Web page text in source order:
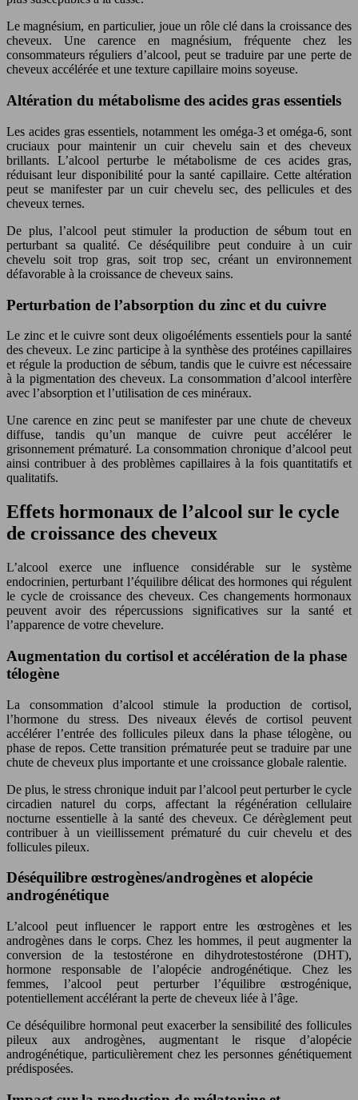
Le magnésium, en particulier, joue un rôle clé dans la croissance des
cheveux. Une carence en magnésium, fréquente chez les
consommateurs réguliers d’alcool, peut se traduire par une perte de
cheveux accélérée et une texture capillaire moins soyeuse.
Altération du métabolisme des acides gras essentiels
Les acides gras essentiels, notamment les oméga-3 et oméga-6, sont
cruciaux pour maintenir un cuir chevelu sain et des cheveux
brillants. L’alcool perturbe le métabolisme de ces acides gras,
réduisant leur disponibilité pour la santé capillaire. Cette altération
peut se manifester par un cuir chevelu sec, des pellicules et des
cheveux ternes.
De plus, l’alcool peut stimuler la production de sébum tout en
perturbant sa qualité. Ce déséquilibre peut conduire à un cuir
chevelu soit trop gras, soit trop sec, créant un environnement
défavorable à la croissance de cheveux sains.
Perturbation de l’absorption du zinc et du cuivre
Le zinc et le cuivre sont deux oligoéléments essentiels pour la santé
des cheveux. Le zinc participe à la synthèse des protéines capillaires
et régule la production de sébum, tandis que le cuivre est nécessaire
à la pigmentation des cheveux. La consommation d’alcool interfère
avec l’absorption et l’utilisation de ces minéraux.
Une carence en zinc peut se manifester par une chute de cheveux
diffuse, tandis qu’un manque de cuivre peut accélérer le
grisonnement prématuré. La consommation chronique d’alcool peut
ainsi contribuer à des problèmes capillaires à la fois quantitatifs et
qualitatifs.
Effets hormonaux de l’alcool sur le cycle
de croissance des cheveux
L’alcool exerce une influence considérable sur le système
endocrinien, perturbant l’équilibre délicat des hormones qui régulent
le cycle de croissance des cheveux. Ces changements hormonaux
peuvent avoir des répercussions significatives sur la santé et
l’apparence de votre chevelure.
Augmentation du cortisol et accélération de la phase
télogène
La consommation d’alcool stimule la production de cortisol,
l’hormone du stress. Des niveaux élevés de cortisol peuvent
accélérer l’entrée des follicules pileux dans la phase télogène, ou
phase de repos. Cette transition prématurée peut se traduire par une
chute de cheveux plus importante et une croissance globale ralentie.
De plus, le stress chronique induit par l’alcool peut perturber le cycle
circadien naturel du corps, affectant la régénération cellulaire
nocturne essentielle à la santé des cheveux. Ce dérèglement peut
contribuer à un vieillissement prématuré du cuir chevelu et des
follicules pileux.
Déséquilibre œstrogènes/androgènes et alopécie
androgénétique
L’alcool peut influencer le rapport entre les œstrogènes et les
androgènes dans le corps. Chez les hommes, il peut augmenter la
conversion de la testostérone en dihydrotestostérone (DHT),
hormone responsable de l’alopécie androgénétique. Chez les
femmes, l’alcool peut perturber l’équilibre œstrogénique,
potentiellement accélérant la perte de cheveux liée à l’âge.
Ce déséquilibre hormonal peut exacerber la sensibilité des follicules
pileux aux androgènes, augmentant le risque d’alopécie
androgénétique, particulièrement chez les personnes génétiquement
prédisposées.